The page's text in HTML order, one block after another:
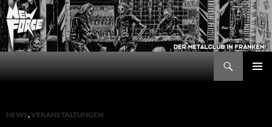
Zum
Inhalt
springen
New Force
NEWS,VERANSTALTUNGEN